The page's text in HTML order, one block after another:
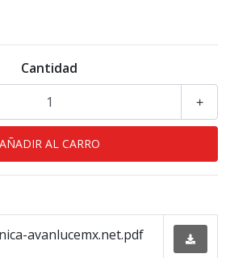
Cantidad
+
avanlucemx.net.pdf